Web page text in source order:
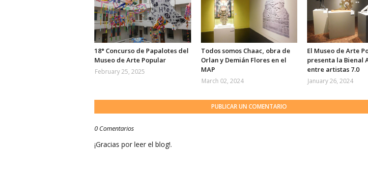
18° Concurso de Papalotes del
Museo de Arte Popular
February 25, 2025
Todos somos Chaac, obra de
Orlan y Demián Flores en el
MAP
March 02, 2024
El Museo de Arte
presenta la Bienal
entre artistas 7.0
January 26, 2024
PUBLICAR UN COMENTARIO
0 Comentarios
¡Gracias por leer el blog!.